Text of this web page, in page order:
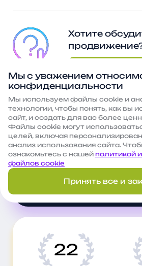
Хотите
Наши регалии
16
рейтинге
22
Мы с уважением
конфиденциальности
Мы используем файлы сооkie и
технологии, чтобы понять, как вы
сайт, и создать для вас более
Файлы сооkie могут
целей, включая
анализ использования сайта.
ознакомьтесь с нашей политикой
файлов cookie
Принять все и